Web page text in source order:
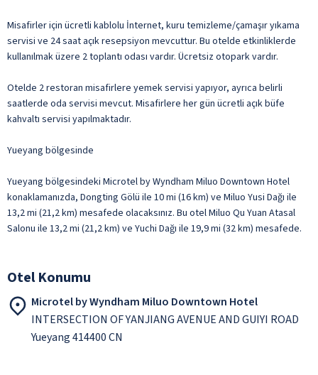
Misafirler için ücretli kablolu İnternet, kuru temizleme/çamaşır yıkama
servisi ve 24 saat açık resepsiyon mevcuttur. Bu otelde etkinliklerde
kullanılmak üzere 2 toplantı odası vardır. Ücretsiz otopark vardır.
Otelde 2 restoran misafirlere yemek servisi yapıyor, ayrıca belirli
saatlerde oda servisi mevcut. Misafirlere her gün ücretli açık büfe
kahvaltı servisi yapılmaktadır.
Yueyang bölgesinde
Yueyang bölgesindeki Microtel by Wyndham Miluo Downtown Hotel
konaklamanızda, Dongting Gölü ile 10 mi (16 km) ve Miluo Yusi Dağı ile
13,2 mi (21,2 km) mesafede olacaksınız. Bu otel Miluo Qu Yuan Atasal
Salonu ile 13,2 mi (21,2 km) ve Yuchi Dağı ile 19,9 mi (32 km) mesafede.
Otel Konumu
Microtel by Wyndham Miluo Downtown Hotel
INTERSECTION OF YANJIANG AVENUE AND GUIYI ROAD
Yueyang 414400 CN